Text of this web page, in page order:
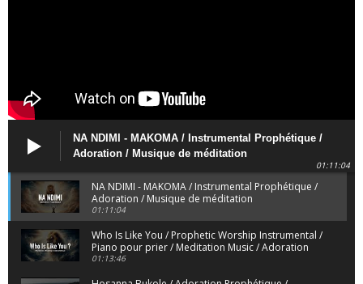
NA NDIMI - MAKOMA / Instrumental Prophétique /
Adoration / Musique de méditation
01:11:04
NA NDIMI - MAKOMA / Instrumental Prophétique /
Adoration / Musique de méditation
01:11:04
Who Is Like You / Prophetic Worship Instrumental /
Piano pour prier / Meditation Music / Adoration
01:13:46